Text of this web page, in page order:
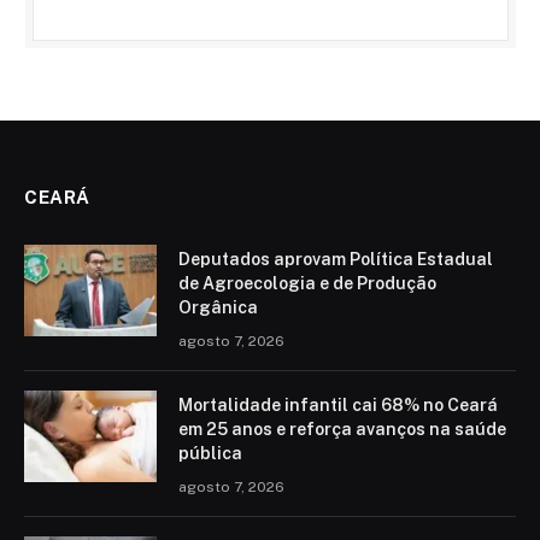
CEARÁ
Deputados aprovam Política Estadual
de Agroecologia e de Produção
Orgânica
agosto 7, 2026
Mortalidade infantil cai 68% no Ceará
em 25 anos e reforça avanços na saúde
pública
agosto 7, 2026